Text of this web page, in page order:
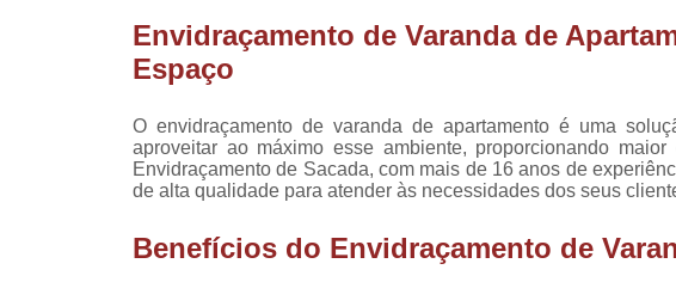
sacadas e
fachadas
Fechamentos de
varandas
Guarda corpo
Envidraçamento de Varanda de
Espaço
O envidraçamento de varanda de apartamento é uma
aproveitar ao máximo esse ambiente, proporcionando
Envidraçamento de Sacada, com mais de 16 anos de
de alta qualidade para atender às necessidades dos seus
Benefícios do Envidraçamento de